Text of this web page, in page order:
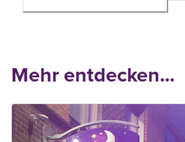
Mehr entdecken...